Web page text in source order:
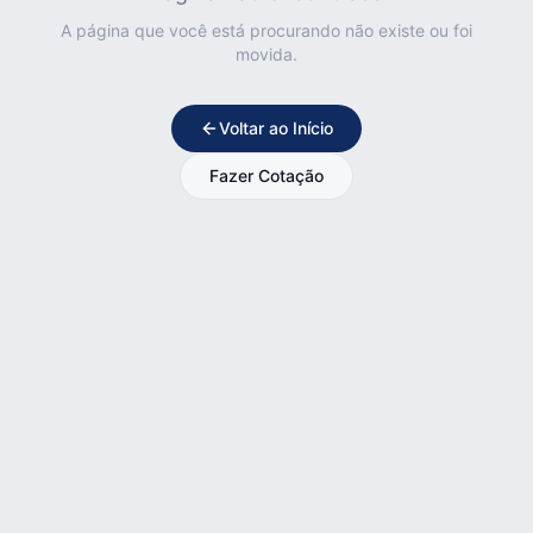
A página que você está procurando não existe ou foi
movida.
Voltar ao Início
Fazer Cotação